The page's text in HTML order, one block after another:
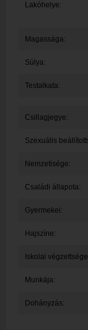
Lakóhelye:
Magassága:
Súlya:
Testalkata:
Csillagjegye:
Szexuális
Nemzetisége:
Családi állapota:
Gyermekei:
Hajszíne:
Iskolai
Munkája:
Dohányzás: